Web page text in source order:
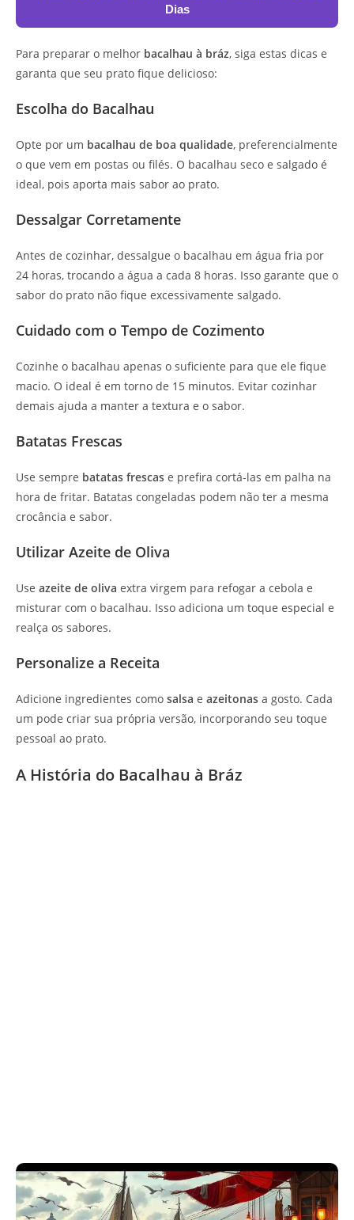
Dias
Para preparar o melhor bacalhau à bráz, siga estas dicas e
garanta que seu prato fique delicioso:
Escolha do Bacalhau
Opte por um bacalhau de boa qualidade, preferencialmente
o que vem em postas ou filés. O bacalhau seco e salgado é
ideal, pois aporta mais sabor ao prato.
Dessalgar Corretamente
Antes de cozinhar, dessalgue o bacalhau em água fria por
24 horas, trocando a água a cada 8 horas. Isso garante que o
sabor do prato não fique excessivamente salgado.
Cuidado com o Tempo de Cozimento
Cozinhe o bacalhau apenas o suficiente para que ele fique
macio. O ideal é em torno de 15 minutos. Evitar cozinhar
demais ajuda a manter a textura e o sabor.
Batatas Frescas
Use sempre batatas frescas e prefira cortá-las em palha na
hora de fritar. Batatas congeladas podem não ter a mesma
crocância e sabor.
Utilizar Azeite de Oliva
Use azeite de oliva extra virgem para refogar a cebola e
misturar com o bacalhau. Isso adiciona um toque especial e
realça os sabores.
Personalize a Receita
Adicione ingredientes como salsa e azeitonas a gosto. Cada
um pode criar sua própria versão, incorporando seu toque
pessoal ao prato.
A História do Bacalhau à Bráz